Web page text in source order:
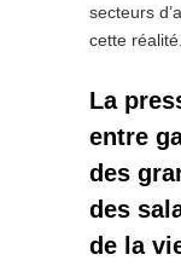
secteurs
cette réalité.
La
entre
des
des
de la